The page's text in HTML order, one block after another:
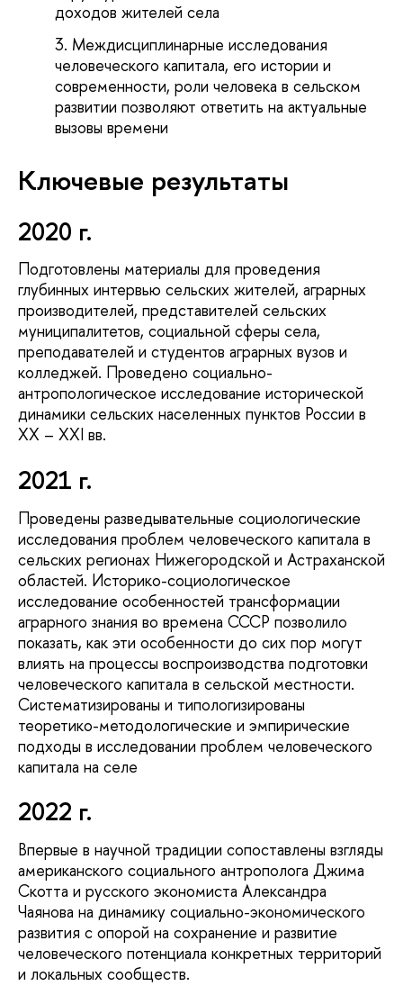
доходов жителей села
Междисциплинарные исследования
человеческого капитала, его истории и
современности, роли человека в сельском
развитии позволяют ответить на актуальные
вызовы времени
Ключевые результаты
2020 г.
Подготовлены материалы для проведения
глубинных интервью сельских жителей, аграрных
производителей, представителей сельских
муниципалитетов, социальной сферы села,
преподавателей и студентов аграрных вузов и
колледжей. Проведено социально-
антропологическое исследование исторической
динамики сельских населенных пунктов России в
XX – XXI вв.
2021 г.
Проведены разведывательные социологические
исследования проблем человеческого капитала в
сельских регионах Нижегородской и Астраханской
областей. Историко-социологическое
исследование особенностей трансформации
аграрного знания во времена СССР позволило
показать, как эти особенности до сих пор могут
влиять на процессы воспроизводства подготовки
человеческого капитала в сельской местности.
Систематизированы и типологизированы
теоретико-методологические и эмпирические
подходы в исследовании проблем человеческого
капитала на селе
2022 г.
Впервые в научной традиции сопоставлены взгляды
американского социального антрополога Джима
Скотта и русского экономиста Александра
Чаянова на динамику социально-экономического
развития с опорой на сохранение и развитие
человеческого потенциала конкретных территорий
и локальных сообществ.